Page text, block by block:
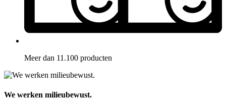
Meer dan 11.100 producten
We werken milieubewust.